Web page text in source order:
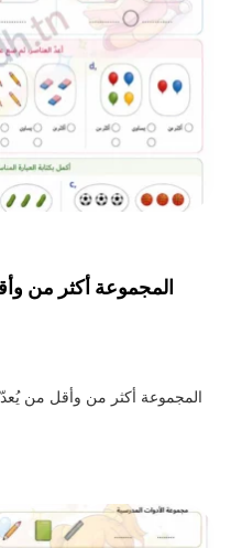
المجموعة أكثر من
المجموعة أكثر من وأقل من